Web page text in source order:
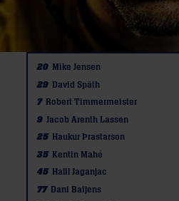
20 Mike Jensen
29 David Späth
7 Robert Timmermeister
9 Jacob Arenth Lassen
25 Haukur Þrastarson
35 Kentin Mahé
45 Halil Jaganjac
77 Dani Baijens